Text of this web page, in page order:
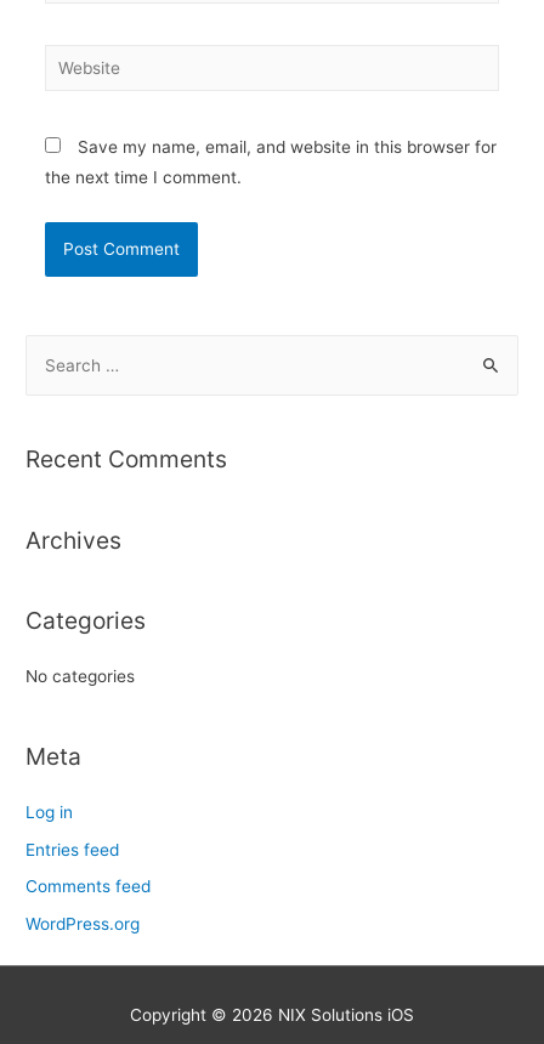
Website
Save my name, email, and website in this browser for
the next time I comment.
r
f
r
Recent Comments
Archives
Categories
No categories
Meta
Log in
Entries feed
Comments feed
WordPress.org
Copyright © 2026 NIX Solutions iOS